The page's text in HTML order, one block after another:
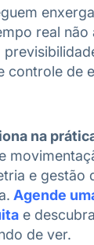
real não
controle de
na
e gestão
Agende
e
de ver.